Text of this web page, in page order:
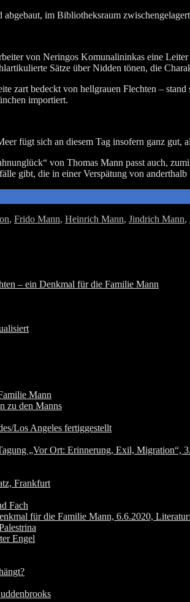
im Biblio­theks­raum
von Nerin­gos Komu­na­l­in­in­kas eine
Sät­ze über Nid­den tönen, die
zart bedeckt von hell­grau­en Flech­ten –
importiert.
fügt sich an die­sem Tag inso­fern ganz
von Tho­mas Mann passt auch,
gibt, die in einer Ver­spä­tung von
, Frido Mann, Heinrich Mann, Jindrich Mann,
– ein Denkmal für die Familie Mann
Mann
zu den Manns
Los Angeles fertiggestellt
„Vor Ort: Erinnerung, Exil, Migration“,
Frankfurt
Fach
für die Familie Mann, 6.6.2020,
Engel